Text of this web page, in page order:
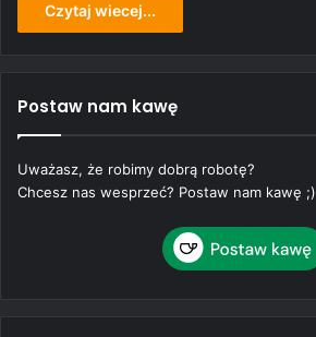
Czytaj wiecej...
Postaw nam kawę
Uważasz, że robimy dobrą robotę?
Chcesz nas wesprzeć? Postaw nam kawę ;)